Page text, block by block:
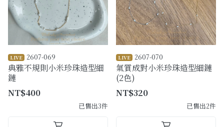
LIVE 2607-069
典雅不規則小米珍珠造型細
鏈
NT$400
已售出3件
LIVE 2607-070
氣質成對小米珍珠造型細鏈
(2色)
NT$320
已售出2件